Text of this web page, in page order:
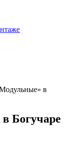
в
Богучаре